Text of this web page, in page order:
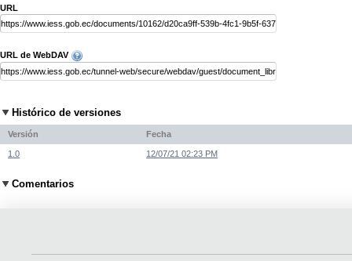
URL
URL de WebDAV
Histórico de versiones
Versión Fecha
1.0 12/07/21 02:23 PM
Comentarios